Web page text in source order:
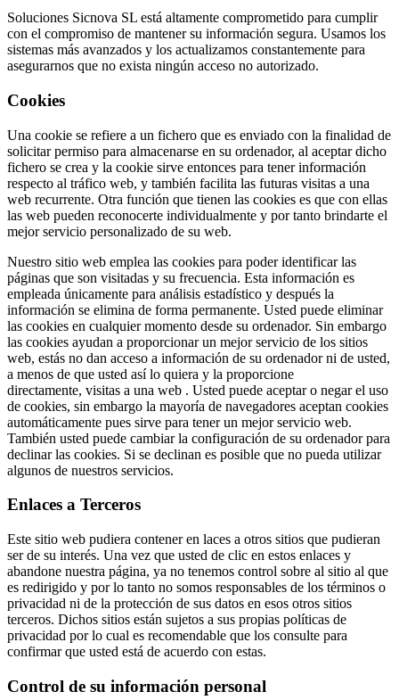
Soluciones Sicnova SL está altamente comprometido para cumplir
con el compromiso de mantener su información segura. Usamos los
sistemas más avanzados y los actualizamos constantemente para
asegurarnos que no exista ningún acceso no autorizado.
Cookies
Una cookie se refiere a un fichero que es enviado con la finalidad de
solicitar permiso para almacenarse en su ordenador, al aceptar dicho
fichero se crea y la cookie sirve entonces para tener información
respecto al tráfico web, y también facilita las futuras visitas a una
web recurrente. Otra función que tienen las cookies es que con ellas
las web pueden reconocerte individualmente y por tanto brindarte el
mejor servicio personalizado de su web.
Nuestro sitio web emplea las cookies para poder identificar las
páginas que son visitadas y su frecuencia. Esta información es
empleada únicamente para análisis estadístico y después la
información se elimina de forma permanente. Usted puede eliminar
las cookies en cualquier momento desde su ordenador. Sin embargo
las cookies ayudan a proporcionar un mejor servicio de los sitios
web, estás no dan acceso a información de su ordenador ni de usted,
a menos de que usted así lo quiera y la proporcione
directamente, visitas a una web . Usted puede aceptar o negar el uso
de cookies, sin embargo la mayoría de navegadores aceptan cookies
automáticamente pues sirve para tener un mejor servicio web.
También usted puede cambiar la configuración de su ordenador para
declinar las cookies. Si se declinan es posible que no pueda utilizar
algunos de nuestros servicios.
Enlaces a Terceros
Este sitio web pudiera contener en laces a otros sitios que pudieran
ser de su interés. Una vez que usted de clic en estos enlaces y
abandone nuestra página, ya no tenemos control sobre al sitio al que
es redirigido y por lo tanto no somos responsables de los términos o
privacidad ni de la protección de sus datos en esos otros sitios
terceros. Dichos sitios están sujetos a sus propias políticas de
privacidad por lo cual es recomendable que los consulte para
confirmar que usted está de acuerdo con estas.
Control de su información personal